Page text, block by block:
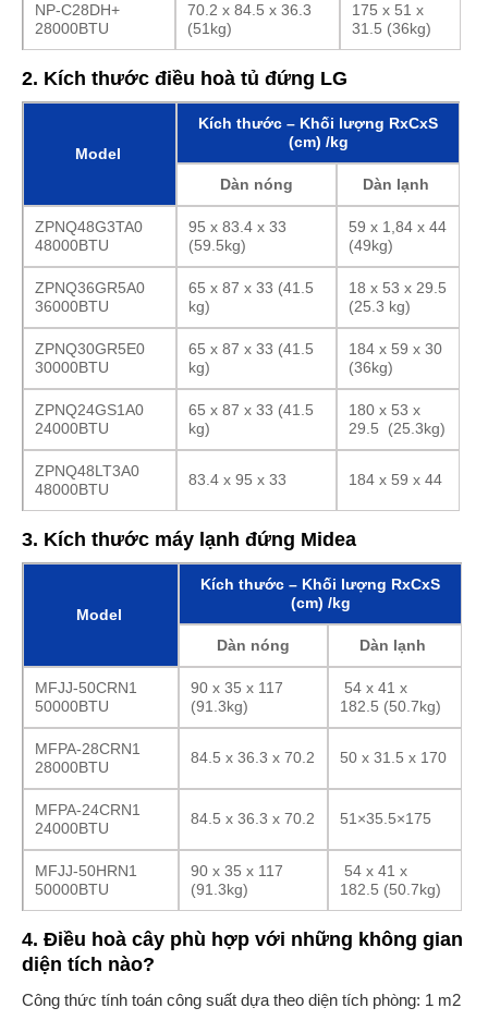
NP-C28DH+
28000BTU
70.2 x 84.5 x 36.3
(51kg)
175 x 51 x
31.5 (36kg)
2. Kích thước điều hoà tủ đứng LG
Model
Kích thước – Khối lượng RxCxS
(cm) /kg
Dàn nóng Dàn lạnh
ZPNQ48G3TA0
48000BTU
95 x 83.4 x 33
(59.5kg)
59 x 1,84 x 44
(49kg)
ZPNQ36GR5A0
36000BTU
65 x 87 x 33 (41.5
kg)
18 x 53 x 29.5
(25.3 kg)
ZPNQ30GR5E0
30000BTU
65 x 87 x 33 (41.5
kg)
184 x 59 x 30
(36kg)
ZPNQ24GS1A0
24000BTU
65 x 87 x 33 (41.5
kg)
180 x 53 x
29.5 (25.3kg)
ZPNQ48LT3A0
48000BTU
83.4 x 95 x 33 184 x 59 x 44
3. Kích thước máy lạnh đứng Midea
Model
Kích thước – Khối lượng RxCxS
(cm) /kg
Dàn nóng Dàn lạnh
MFJJ-50CRN1
50000BTU
90 x 35 x 117
(91.3kg)
54 x 41 x
182.5 (50.7kg)
MFPA-28CRN1
28000BTU
84.5 x 36.3 x 70.2 50 x 31.5 x 170
MFPA-24CRN1
24000BTU
84.5 x 36.3 x 70.2 51×35.5×175
MFJJ-50HRN1
50000BTU
90 x 35 x 117
(91.3kg)
54 x 41 x
182.5 (50.7kg)
4. Điều hoà cây phù hợp với những không gian
diện tích nào?
Công thức tính toán công suất dựa theo diện tích phòng: 1 m2